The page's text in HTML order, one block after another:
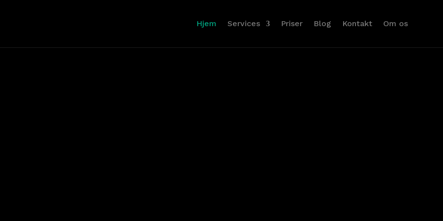
Hjem Services Priser Blog Kontakt Om os